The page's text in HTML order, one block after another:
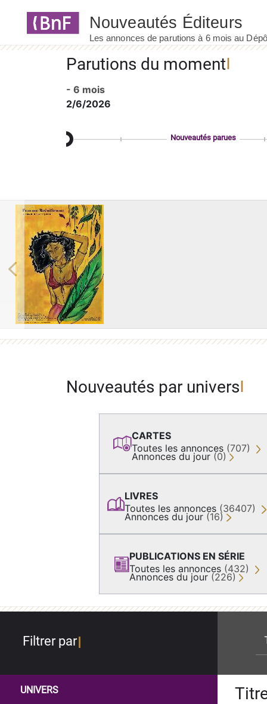
Parutions du moment
- 6 mois
2/6/2026
Nouveautés parues
Previous
Nouveautés par univers
CARTES
Toutes les annonces (707)
Annonces du jour (0)
LIVRES
Toutes les annonces (36407)
Annonces du jour (16)
PUBLICATIONS EN SÉRIE
Toutes les annonces (432)
Annonces du jour (226)
Filtrer par
UNIVERS